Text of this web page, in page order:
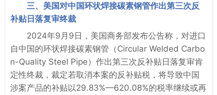
三、美国对中国环状焊接碳素钢管作出第三次反
补贴日落复审终裁
2024年9月9日，美国商务部发布公告称，对进口
自中国的环状焊接碳素钢管（Circular Welded Carbo
n-Quality Steel Pipe）作出第三次反补贴日落复审肯
定性终裁，裁定若取消本案的反补贴税，将导致中国
涉案产品的补贴以29.83%—620.08%的税率继续或再